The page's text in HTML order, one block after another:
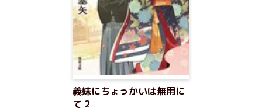
義妹にちょっかいは無用に
て 2